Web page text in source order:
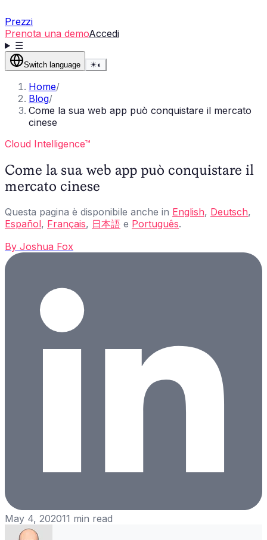
Prezzi
Prenota una demoAccedi
☰
Switch language ☀◐
Home/
Blog/
Come la sua web app può conquistare il mercato
cinese
Cloud Intelligence™
Come la sua web app può conquistare il
mercato cinese
Questa pagina è disponibile anche in English, Deutsch,
Español, Français, 日本語 e Português.
By Joshua Fox
May 4, 202011 min read